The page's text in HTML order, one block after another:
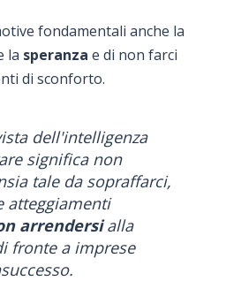
fondamentali anche la
la speranza e di non farci
di sconforto.
dell'intelligenza
significa non
tale da sopraffarci,
atteggiamenti
arrendersialla
fronte a imprese